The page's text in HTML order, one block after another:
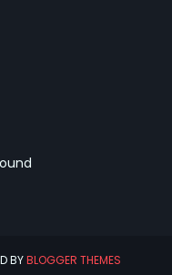
BYBLOGGER THEMES